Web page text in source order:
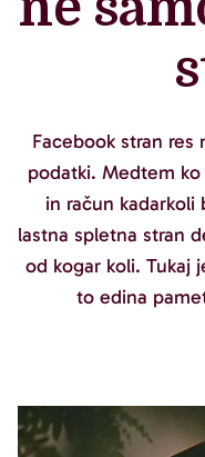
Facebook stran
podatki. Medtem
in račun kadarkoli
lastna spletna stran
od kogar koli. Tukaj
to edina